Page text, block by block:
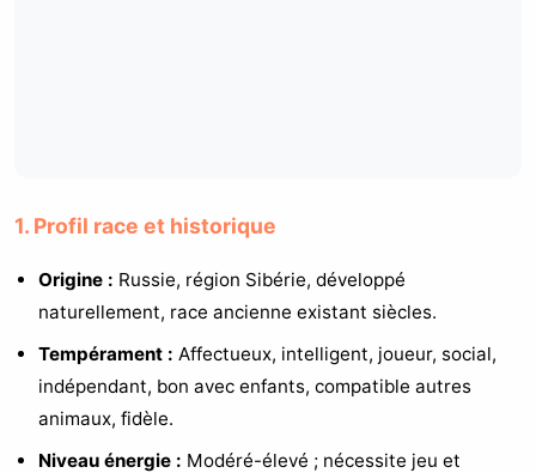
1. Profil race et historique
Origine : Russie, région Sibérie, développé
naturellement, race ancienne existant siècles.
Tempérament : Affectueux, intelligent, joueur, social,
indépendant, bon avec enfants, compatible autres
animaux, fidèle.
Niveau énergie : Modéré-élevé ; nécessite jeu et